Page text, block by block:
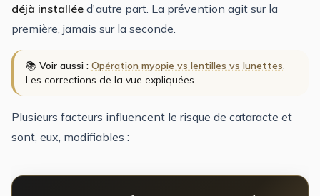
déjà installée d'autre part. La prévention agit sur la
première, jamais sur la seconde.
📚 Voir aussi : Opération myopie vs lentilles vs lunettes.
Les corrections de la vue expliquées.
Plusieurs facteurs influencent le risque de cataracte et
sont, eux, modifiables :